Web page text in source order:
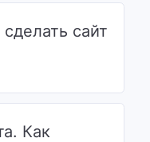
сайт
Как